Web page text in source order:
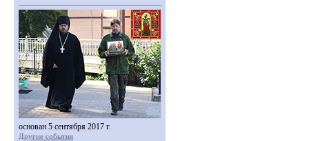
основан 5 сентября 2017 г.
Другие события